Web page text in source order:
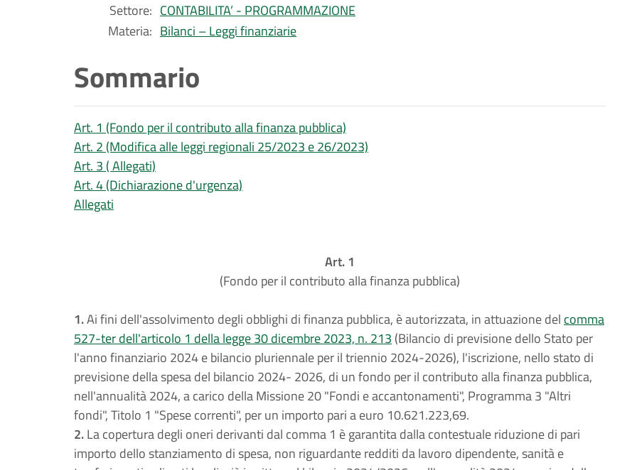
Settore: CONTABILITA’ - PROGRAMMAZIONE
Materia: Bilanci – Leggi finanziarie
Sommario
Art. 1 (Fondo per il contributo alla finanza pubblica)
Art. 2 (Modifica alle leggi regionali 25/2023 e 26/2023)
Art. 3 ( Allegati)
Art. 4 (Dichiarazione d'urgenza)
Allegati
Art. 1
(Fondo per il contributo alla finanza pubblica)
1.Ai fini dell'assolvimento degli obblighi di finanza pubblica, è autorizzata, in attuazione del comma
527-ter dell'articolo 1 della legge 30 dicembre 2023, n. 213 (Bilancio di previsione dello Stato per
l'anno finanziario 2024 e bilancio pluriennale per il triennio 2024-2026), l'iscrizione, nello stato di
previsione della spesa del bilancio 2024- 2026, di un fondo per il contributo alla finanza pubblica,
nell'annualità 2024, a carico della Missione 20 "Fondi e accantonamenti", Programma 3 "Altri
fondi", Titolo 1 "Spese correnti", per un importo pari a euro 10.621.223,69.
2.La copertura degli oneri derivanti dal comma 1 è garantita dalla contestuale riduzione di pari
importo dello stanziamento di spesa, non riguardante redditi da lavoro dipendente, sanità e